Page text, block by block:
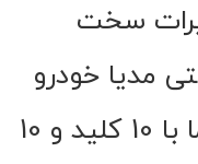
سخت
مدیا خودرو
خود را بدست بگیرید. شما با 10 کلید و 10